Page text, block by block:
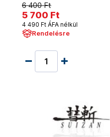
6 400 Ft
5 700 Ft
4 490 Ft ÁFA nélkül
Rendelésre